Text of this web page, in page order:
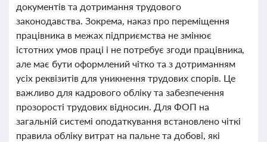
документів та дотримання трудового
законодавства. Зокрема, наказ про переміщення
працівника в межах підприємства не змінює
істотних умов праці і не потребує згоди працівника,
але має бути оформлений чітко та з дотриманням
усіх реквізитів для уникнення трудових спорів. Це
важливо для кадрового обліку та забезпечення
прозорості трудових відносин. Для ФОП на
загальній системі оподаткування встановлено чіткі
правила обліку витрат на пальне та добові, які